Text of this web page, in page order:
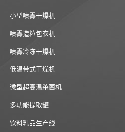
小型喷雾干燥机
喷雾造粒包衣机
喷雾冷冻干燥机
低温带式干燥机
微型超高温杀菌机
多功能提取罐
饮料乳品生产线